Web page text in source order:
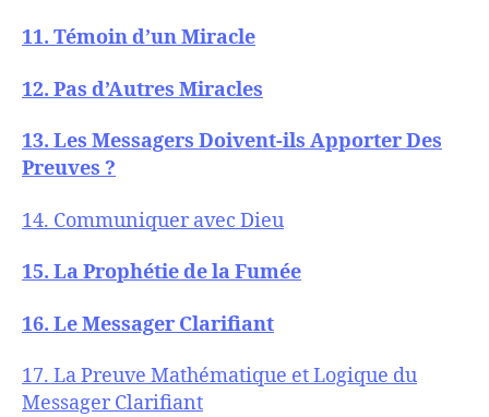
11. Témoin d’un Miracle
12. Pas d’Autres Miracles
13. Les Messagers Doivent-ils Apporter Des
Preuves ?
14. Communiquer avec Dieu
15. La Prophétie de la Fumée
16. Le Messager Clarifiant
17. La Preuve Mathématique et Logique du
Messager Clarifiant